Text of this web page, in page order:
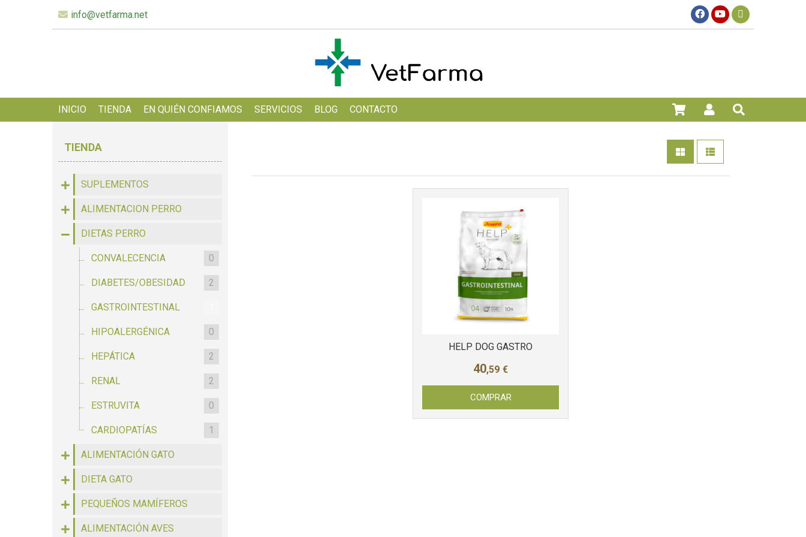
info@vetfarma.net
INICIO TIENDA EN QUIÉN CONFIAMOS SERVICIOS BLOG CONTACTO
TIENDA
SUPLEMENTOS
ALIMENTACION PERRO
DIETAS PERRO
CONVALECENCIA 0
DIABETES/OBESIDAD 2
GASTROINTESTINAL
HIPOALERGÉNICA 0
HEPÁTICA 2
RENAL 2
ESTRUVITA 0
CARDIOPATÍAS 1
ALIMENTACIÓN GATO
DIETA GATO
PEQUEÑOS MAMÍFEROS
ALIMENTACIÓN AVES
HELP DOG GASTRO
40,59 €
COMPRAR